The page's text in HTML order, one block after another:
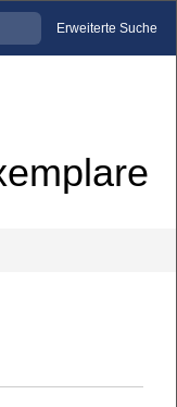
Erweiterte Suche